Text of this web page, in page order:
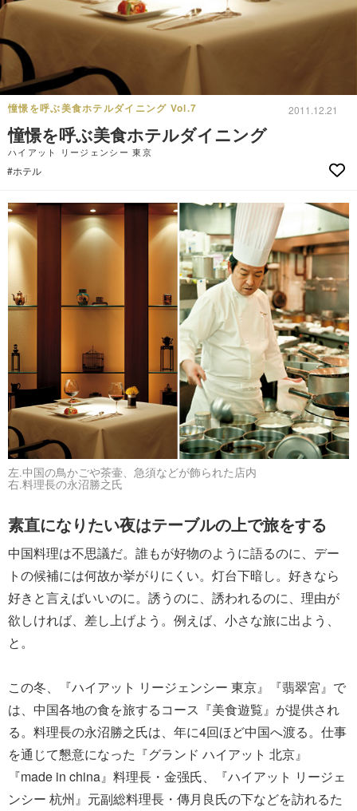
憧憬を呼ぶ美食ホテルダイニング Vol.7 2011.12.21
憧憬を呼ぶ美食ホテルダイニング
ハイアット リージェンシー 東京
#ホテル
左.中国の鳥かごや茶壷、急須などが飾られた店内
右.料理長の永沼勝之氏
素直になりたい夜はテーブルの上で旅をする
中国料理は不思議だ。誰もが好物のように語るのに、デー
トの候補には何故か挙がりにくい。灯台下暗し。好きなら
好きと言えばいいのに。誘うのに、誘われるのに、理由が
欲しければ、差し上げよう。例えば、小さな旅に出よう、
と。
この冬、『ハイアット リージェンシー 東京』『翡翠宮』で
は、中国各地の食を旅するコース『美食遊覧』が提供され
る。料理長の永沼勝之氏は、年に4回ほど中国へ渡る。仕事
を通じて懇意になった『グランド ハイアット 北京』
『made in china』料理長・金强氏、『ハイアット リージェ
ンシー 杭州』元副総料理長・傳月良氏の下などを訪れるた